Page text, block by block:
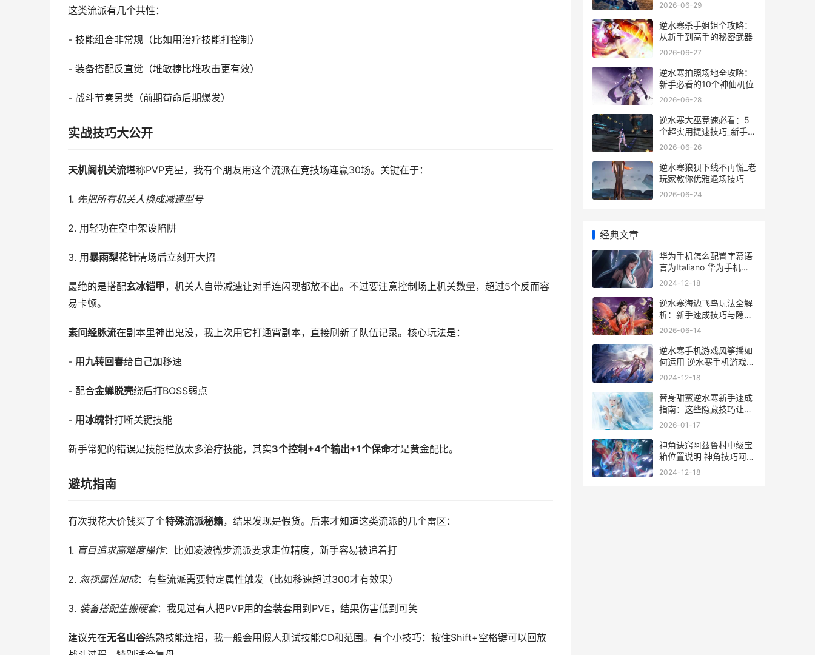
这类流派有几个共性：
- 技能组合非常规（比如用治疗技能打控制）
- 装备搭配反直觉（堆敏捷比堆攻击更有效）
- 战斗节奏另类（前期苟命后期爆发）
实战技巧大公开
天机阁机关流堪称PVP克星，我有个朋友用这个流派在竞技场连赢30场。关键在于：
1. 先把所有机关人换成减速型号
2. 用轻功在空中架设陷阱
3. 用暴雨梨花针清场后立刻开大招
最绝的是搭配玄冰铠甲，机关人自带减速让对手连闪现都放不出。不过要注意控制场上机关数量，超过5个反而容
易卡顿。
素问经脉流在副本里神出鬼没，我上次用它打通宵副本，直接刷新了队伍记录。核心玩法是：
- 用九转回春给自己加移速
- 配合金蝉脱壳绕后打BOSS弱点
- 用冰魄针打断关键技能
新手常犯的错误是技能栏放太多治疗技能，其实3个控制+4个输出+1个保命才是黄金配比。
避坑指南
有次我花大价钱买了个特殊流派秘籍，结果发现是假货。后来才知道这类流派的几个雷区：
1. 盲目追求高难度操作：比如凌波微步流派要求走位精度，新手容易被追着打
2. 忽视属性加成：有些流派需要特定属性触发（比如移速超过300才有效果）
3. 装备搭配生搬硬套：我见过有人把PVP用的套装套用到PVE，结果伤害低到可笑
建议先在无名山谷练熟技能连招，我一般会用假人测试技能CD和范围。有个小技巧：按住Shift+空格键可以回放
2026-06-29
逆水寒杀手姐姐全攻略：
从新手到高手的秘密武器
2026-06-27
逆水寒拍照场地全攻略：
新手必看的10个神仙机位
2026-06-28
逆水寒大巫竞速必看：5
个超实用提速技巧_新手也
能轻松拿第一
2026-06-26
逆水寒狼狈下线不再慌_老
玩家教你优雅退场技巧
2026-06-24
经典文章
华为手机怎么配置字幕语
言为Italiano 华为手机怎
么配对小米音响
2024-12-18
逆水寒海边飞鸟玩法全解
析：新手速成技巧与隐藏
彩蛋
2026-06-14
逆水寒手机游戏风筝摇如
何运用 逆水寒手机游戏可
以赚钱吗
2024-12-18
替身甜蜜逆水寒新手速成
指南：这些隐藏技巧让我
少走弯路
2026-01-17
神角诀窍阿兹鲁村中级宝
箱位置说明 神角技巧阿兹
鲁村
2024-12-18